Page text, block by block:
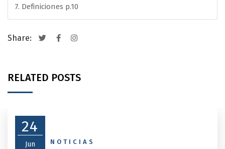
7. Definiciones p.10
Share:
RELATED POSTS
24
Jun
NEWS NOTICIAS